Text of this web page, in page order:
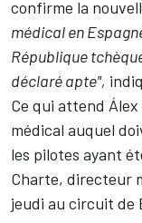
confirme la
médical en
République
déclaré apte",
Ce qui attend
médical auquel
les pilotes ayant
Charte, directeur
jeudi au circuit de